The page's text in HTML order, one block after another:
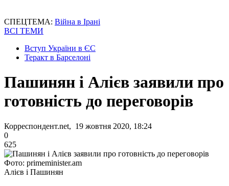
СПЕЦТЕМА: Війна в Ірані
ВСІ ТЕМИ
Вступ України в ЄС
Теракт в Барселоні
Пашинян і Алієв заявили про
готовність до переговорів
Корреспондент.net, 19 жовтня 2020, 18:24
0
625
Фото: primeminister.am
Алієв і Пашинян